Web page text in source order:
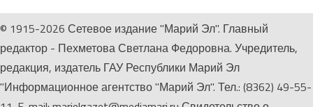
© 1915-2026 Сетевое издание "Марий Эл". Главный
редактор - Пехметова Светлана Федоровна. Учредитель,
редакция, издатель ГАУ Республики Марий Эл
"Информационное агентство "Марий Эл". Тел.: (8362) 49-55-